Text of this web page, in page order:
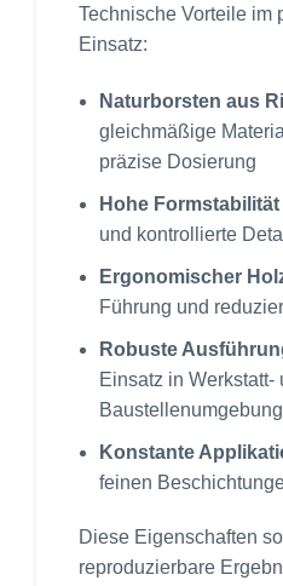
Technische Vorteile im
Einsatz:
Naturborsten aus
gleichmäßige
präzise Dosierung
Hohe Formstabilität
und kontrollierte
Ergonomischer
Führung und
Robuste
Einsatz in Werkstatt-
Konstante
feinen
Diese Eigenschaften
reproduzierbare